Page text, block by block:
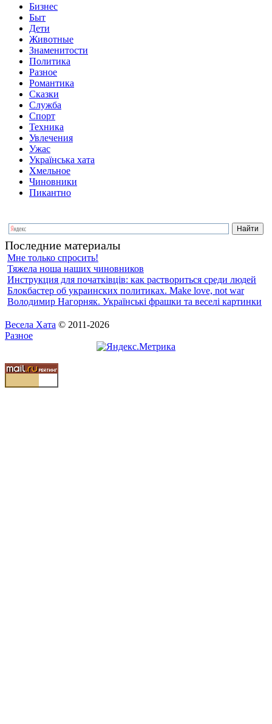
Бизнес
Быт
Дети
Животные
Знаменитости
Политика
Разное
Романтика
Сказки
Служба
Спорт
Техника
Увлечения
Ужас
Українська хата
Хмельное
Чиновники
Пикантно
Последние материалы
Мне только спросить!
Тяжела ноша наших чиновников
Инструкция для початкiвцiв: как раствориться среди людей
Блокбастер об украинских политиках. Make love, not war
Володимир Нагорняк. Українські фрашки та веселі картинки
Весела Хата © 2011-2026
Разное